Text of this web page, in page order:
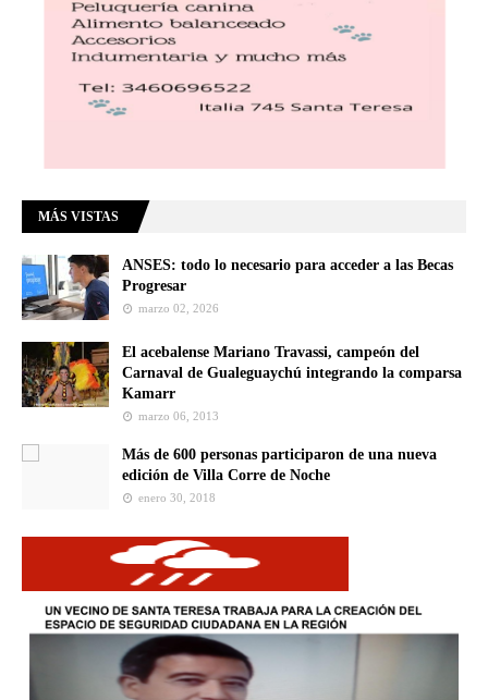
MÁS VISTAS
ANSES: todo lo necesario para acceder a las Becas
Progresar
marzo 02, 2026
El acebalense Mariano Travassi, campeón del
Carnaval de Gualeguaychú integrando la comparsa
Kamarr
marzo 06, 2013
Más de 600 personas participaron de una nueva
edición de Villa Corre de Noche
enero 30, 2018